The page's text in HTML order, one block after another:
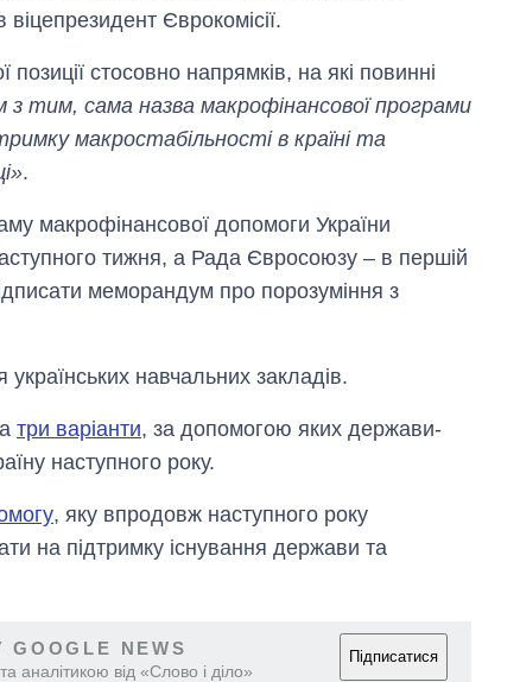
Єврокомісії.
стосовно напрямків, на які повинні
з тим, сама назва макрофінансової програми
макростабільності в країні та
.
макрофінансової допомоги України
тижня, а Рада Євросоюзу – в першій
меморандум про порозуміння з
українських навчальних закладів.
три варіанти, за допомогою яких держави-
наступного року.
, яку впродовж наступного року
на підтримку існування держави та
NEWS
аналітикою від «Слово і діло»
Підписатися